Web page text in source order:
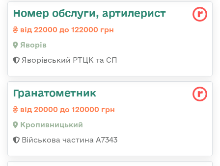
Номер обслуги, артилерист
від 22000 до 122000 грн
Яворів
Яворівський РТЦК та СП
Гранатометник
від 20000 до 120000 грн
Кропивницький
Військова частина А7343